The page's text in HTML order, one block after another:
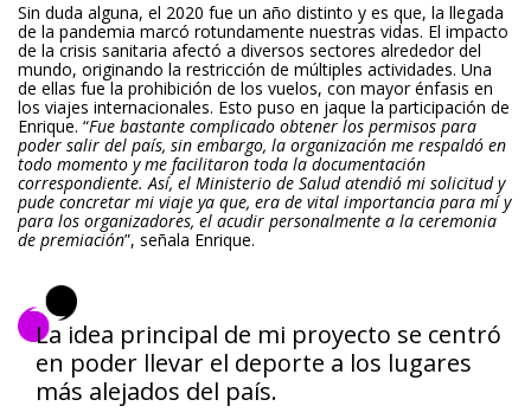
Sin duda alguna, el 2020 fue un año distinto y es que, la llegada
de la pandemia marcó rotundamente nuestras vidas. El impacto
de la crisis sanitaria afectó a diversos sectores alrededor del
mundo, originando la restricción de múltiples actividades. Una
de ellas fue la prohibición de los vuelos, con mayor énfasis en
los viajes internacionales. Esto puso en jaque la participación de
Enrique. “Fue bastante complicado obtener los permisos para
poder salir del país, sin embargo, la organización me respaldó en
todo momento y me facilitaron toda la documentación
correspondiente. Así, el Ministerio de Salud atendió mi solicitud y
pude concretar mi viaje ya que, era de vital importancia para mí y
para los organizadores, el acudir personalmente a la ceremonia
de premiación”, señala Enrique.
La idea principal de mi proyecto se centró
en poder llevar el deporte a los lugares
más alejados del país.